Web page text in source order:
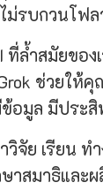
ม่รบกวนโฟ
ที่ล้ำสมัยของ
ช่วยให้
ข้อมูล มีประ
จัย เรียน ท
าสมาธิและ